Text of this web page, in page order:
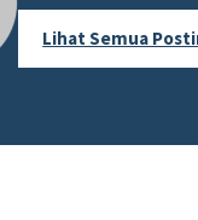
Lihat Semua